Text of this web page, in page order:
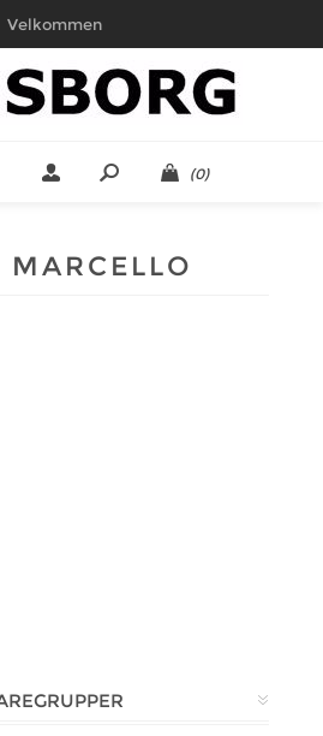
Velkommen
(0)
MARCELLO